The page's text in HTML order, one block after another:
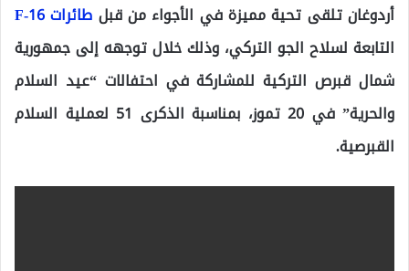
أردوغان تلقى تحية مميزة في الأجواء من قبل طائرات F-16
التابعة لسلاح الجو التركي، وذلك خلال توجهه إلى جمهورية
شمال قبرص التركية للمشاركة في احتفالات “عيد السلام
والحرية” في 20 تموز، بمناسبة الذكرى 51 لعملية السلام
القبرصية.